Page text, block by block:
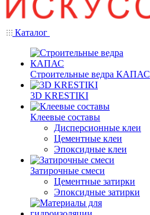
Каталог
Строительные ведра КАПАС
3D KRESTIKI
Клеевые составы
Дисперсионные клеи
Цементные клеи
Эпоксидные клеи
Затирочные смеси
Цементные затирки
Эпоксидные затирки